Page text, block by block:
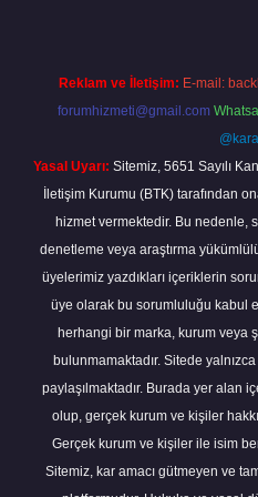
Reklam ve İletişim: E-mail:
forumhizmeti@gmail.com
Yasal Uyarı: Sitemiz, 5651 Sayılı
İletişim Kurumu (BTK) tarafından
hizmet vermektedir. Bu nedenle,
denetleme veya araştırma
üyelerimiz yazdıkları içeriklerin
üye olarak bu sorumluluğu kabul
herhangi bir marka, kurum veya
bulunmamaktadır. Sitede
paylaşılmaktadır. Burada yer alan
olup, gerçek kurum ve kişiler
Gerçek kurum ve kişiler ile isim
Sitemiz, kar amacı gütmeyen ve